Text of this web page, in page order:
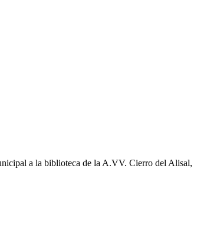
a la biblioteca de la A.VV. Cierro del Alisal,